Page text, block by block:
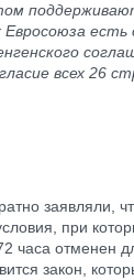
всех 26
заявляли,
при
часа отменен
закон,